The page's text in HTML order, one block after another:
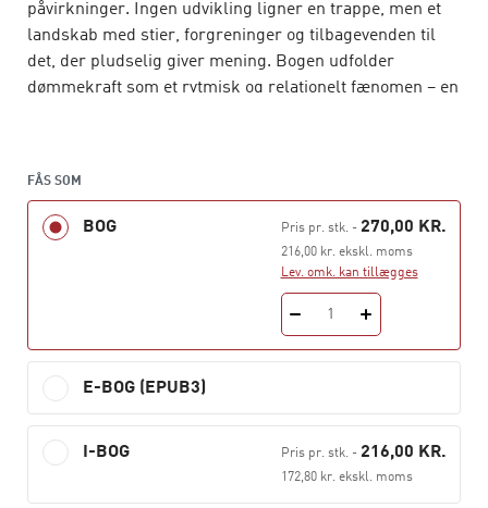
påvirkninger. Ingen udvikling ligner en trappe, men et
landskab med stier, forgreninger og tilbagevenden til
det, der pludselig giver mening. Bogen udfolder
dømmekraft som et rytmisk og relationelt fænomen – en
med nærvær i det uforudsigelige.
Med indsigter fra neurovidenskab, filosofi og
netværk fungerer som et musikalsk ensemble, hvor
forståelse opstår i spændingen mellem struktur og
bevægelse. Læring bliver her til en form for rytmisk
selvorganisering – ikke styring, men formgivning af liv,
båret af resonans frem for kontrol.
Dømmekraftens rytme
forener neurobiologi og
pædagogik i en levende syntese og åbner døren til en
FÅS SOM
BOG Pris pr. stk.- 270,00 KR.
216,00 kr. ekskl. moms
Lev. omk. kan tillægges
1
E-BOG (EPUB3)
I-BOG Pris pr. stk.- 216,00 KR.
172,80 kr. ekskl. moms